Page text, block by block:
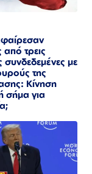
τρεις
συνδεδεμένες με
της
Κίνηση
σήμα για